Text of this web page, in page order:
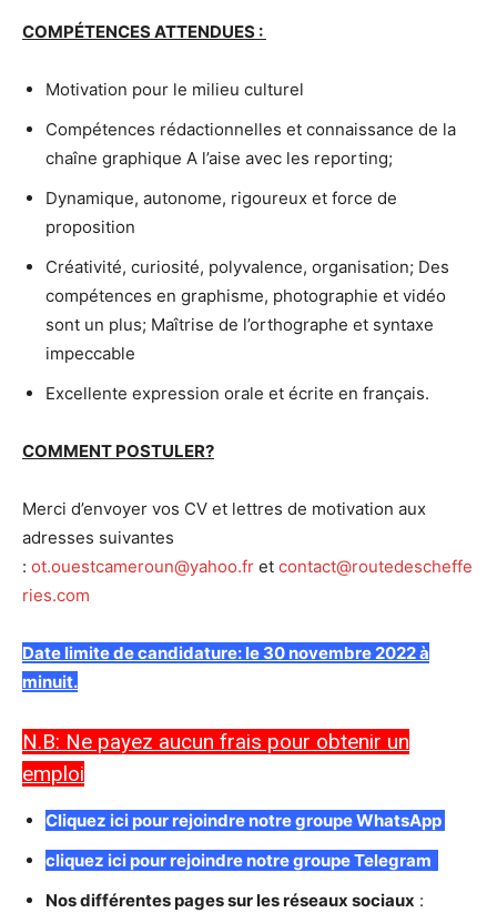
COMPÉTENCES ATTENDUES :
Motivation pour le milieu culturel
Compétences rédactionnelles et connaissance de la
chaîne graphique A l’aise avec les reporting;
Dynamique, autonome, rigoureux et force de
proposition
Créativité, curiosité, polyvalence, organisation; Des
compétences en graphisme, photographie et vidéo
sont un plus; Maîtrise de l’orthographe et syntaxe
impeccable
Excellente expression orale et écrite en français.
COMMENT POSTULER?
Merci d’envoyer vos CV et lettres de motivation aux
adresses suivantes
: ot.ouestcameroun@yahoo.fr et contact@routedescheffe
ries.com
Date limite de candidature: le 30 novembre 2022 à
minuit.
N.B: Ne payez aucun frais pour obtenir un
emploi
Cliquez ici pour rejoindre notre groupe WhatsApp
cliquez ici pour rejoindre notre groupe Telegram
Nos différentes pages sur les réseaux sociaux :